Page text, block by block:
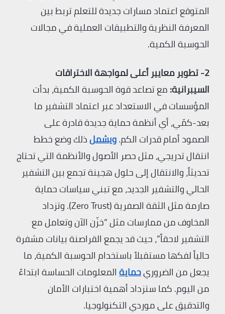
المتوقع اعتماد مسارات جديدة للتعلم تربط بين
المعرفة النظرية والتطبيقات العملية في مجالات
الحوسبة الكمية.
2- تطوير معايير أعلى لمواجهة الاختراقات
السيبرانية:مع تصاعد قوة الحوسبة الكمية، بدأت
المؤسسات في الاستعداد عبر اعتماد التشفير ما
بعد-كمّي، أي أنظمة حماية جديدة قادرة على
الصمود أمام قدرات الكم.ويشملذلك وضع خطط
انتقال تدريجي، مثل حصر الأصول والأنظمة التي تحتاج
تحديثاً، والانتقال إلى حلول هجينة تجمع بين التشفير
الحالي والتشفير الجديد، مع تبني سياسات حماية
صارمة مثل الثقة الصفرية (Zero Trust). وتزداد
المخاوف من ممارسات مثل “خزّن الآن وتعامل مع
التشفير لاحقاً”، حيث قد يجمع القراصنة بيانات مشفرة
حالياً لفكها مستقبلاً باستخدام الحوسبة الكمية، ما
يجعل من الضروريحمايةالمعلومات الحساسة ابتداءً
من اليوم. كما ستزداد أهمية اختبارات الأمان
والتدقيق على موردي التكنولوجيا.